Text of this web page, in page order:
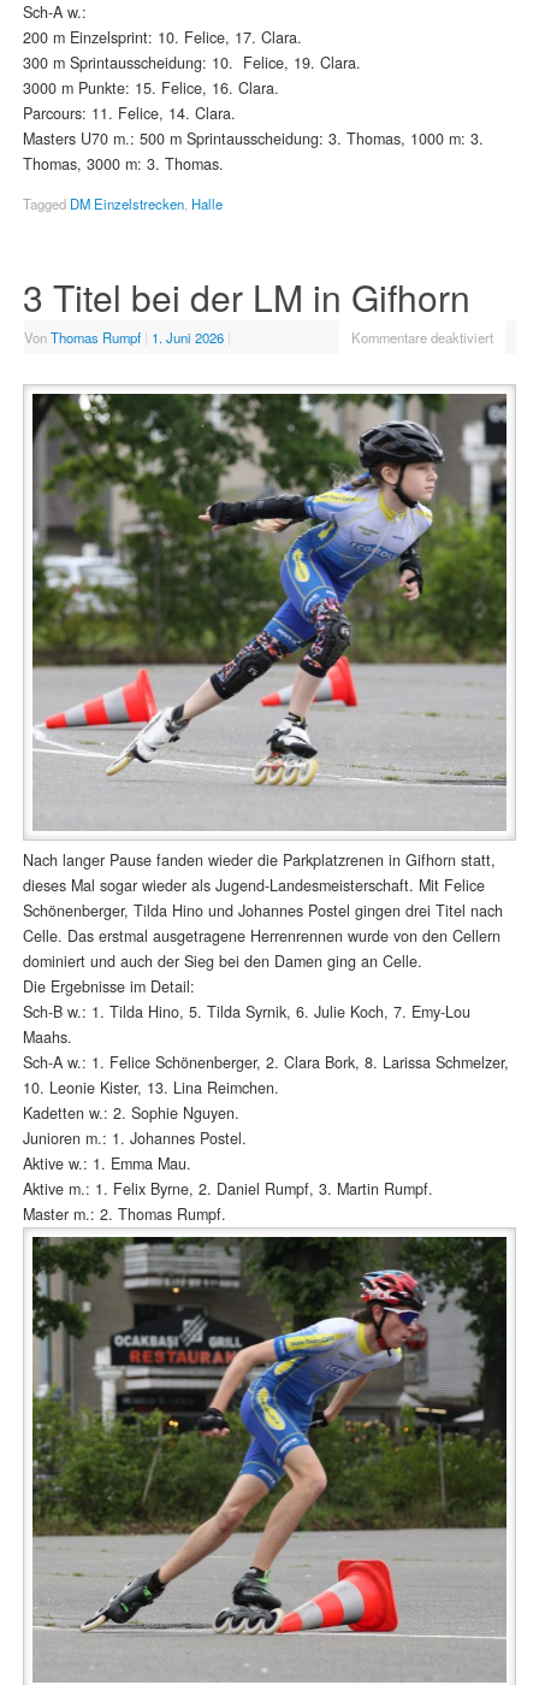
Sch-A w.:
200 m Einzelsprint: 10. Felice, 17. Clara.
300 m Sprintausscheidung: 10. Felice, 19. Clara.
3000 m Punkte: 15. Felice, 16. Clara.
Parcours: 11. Felice, 14. Clara.
Masters U70 m.: 500 m Sprintausscheidung: 3. Thomas, 1000 m: 3.
Thomas, 3000 m: 3. Thomas.
Tagged DM Einzelstrecken, Halle
3 Titel bei der LM in Gifhorn
VonThomas Rumpf | 1. Juni 2026 | Kommentare deaktiviert
Nach langer Pause fanden wieder die Parkplatzrenen in Gifhorn statt,
dieses Mal sogar wieder als Jugend-Landesmeisterschaft. Mit Felice
Schönenberger, Tilda Hino und Johannes Postel gingen drei Titel nach
Celle. Das erstmal ausgetragene Herrenrennen wurde von den Cellern
dominiert und auch der Sieg bei den Damen ging an Celle.
Die Ergebnisse im Detail:
Sch-B w.: 1. Tilda Hino, 5. Tilda Syrnik, 6. Julie Koch, 7. Emy-Lou
Maahs.
Sch-A w.: 1. Felice Schönenberger, 2. Clara Bork, 8. Larissa Schmelzer,
10. Leonie Kister, 13. Lina Reimchen.
Kadetten w.: 2. Sophie Nguyen.
Junioren m.: 1. Johannes Postel.
Aktive w.: 1. Emma Mau.
Aktive m.: 1. Felix Byrne, 2. Daniel Rumpf, 3. Martin Rumpf.
Master m.: 2. Thomas Rumpf.